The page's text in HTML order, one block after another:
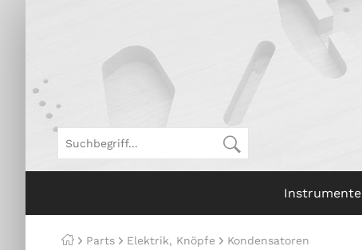
Instrumente
Parts Elektrik, Knöpfe Kondensatoren